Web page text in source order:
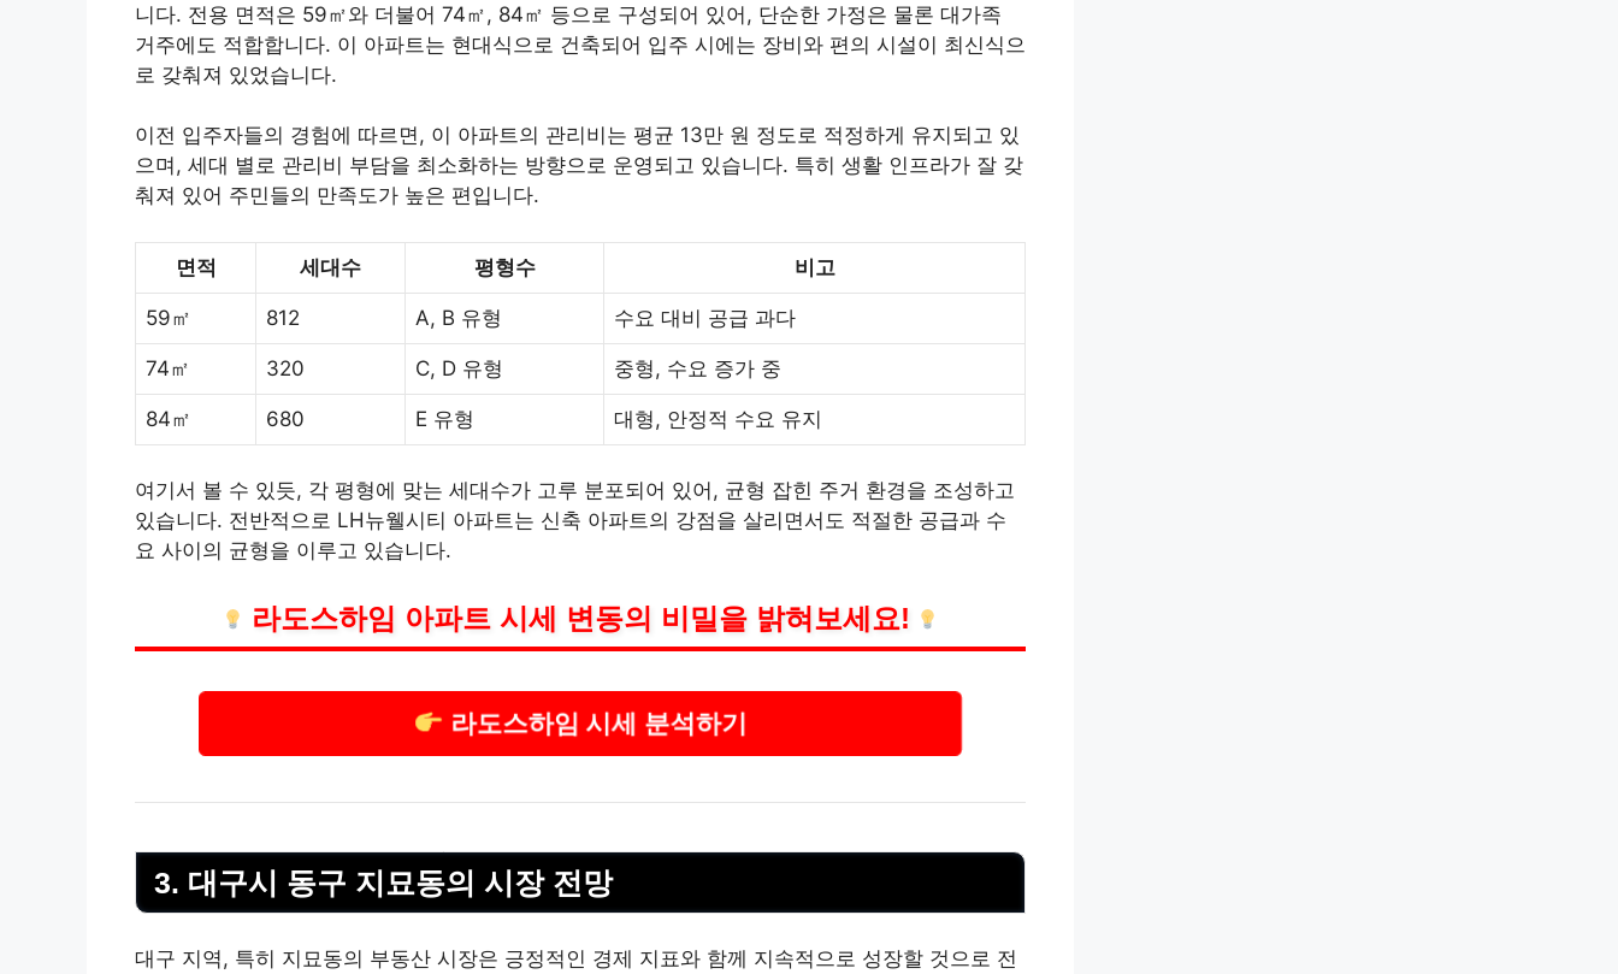
니다. 전용 면적은 59㎡와 더불어 74㎡, 84㎡ 등으로 구성되어 있어, 단순한 가정은 물론 대가족
거주에도 적합합니다. 이 아파트는 현대식으로 건축되어 입주 시에는 장비와 편의 시설이 최신식으
로 갖춰져 있었습니다.
이전 입주자들의 경험에 따르면, 이 아파트의 관리비는 평균 13만 원 정도로 적정하게 유지되고 있
으며, 세대 별로 관리비 부담을 최소화하는 방향으로 운영되고 있습니다. 특히 생활 인프라가 잘 갖
춰져 있어 주민들의 만족도가 높은 편입니다.
면적 세대수 평형수 비고
59㎡ 812 A, B 유형 수요 대비 공급 과다
74㎡ 320 C, D 유형 중형, 수요 증가 중
84㎡ 680 E 유형 대형, 안정적 수요 유지
여기서 볼 수 있듯, 각 평형에 맞는 세대수가 고루 분포되어 있어, 균형 잡힌 주거 환경을 조성하고
있습니다. 전반적으로 LH뉴웰시티 아파트는 신축 아파트의 강점을 살리면서도 적절한 공급과 수
요 사이의 균형을 이루고 있습니다.
라도스하임 아파트 시세 변동의 비밀을 밝혀보세요!
라도스하임 시세 분석하기
3. 대구시 동구 지묘동의 시장 전망
대구 지역, 특히 지묘동의 부동산 시장은 긍정적인 경제 지표와 함께 지속적으로 성장할 것으로 전